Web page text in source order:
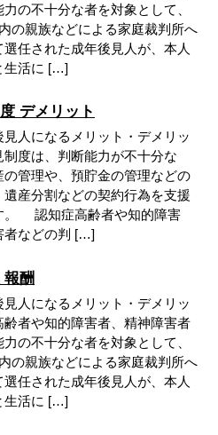
の不十分な者を対象として、
の親族などによる家庭裁判所へ
任された成年後見人が、本人
生活に […]
デメリット
見人になるメリット・デメリッ
度は、判断能力が不十分な
の管理や、預貯金の管理などの
遺産分割などの契約行為を支援
。 認知症高齢者や知的障害
者などの判 […]
報酬
見人になるメリット・デメリッ
者や知的障害者、精神障害者
の不十分な者を対象として、
の親族などによる家庭裁判所へ
任された成年後見人が、本人
生活に […]